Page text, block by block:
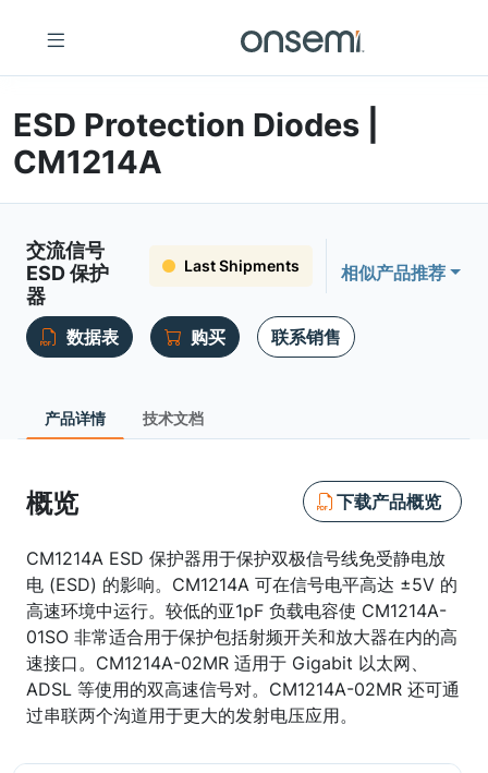
ESD Protection Diodes |
CM1214A
交流信号
ESD 保护
器
Last Shipments 相似产品推荐
数据表 购买 联系销售
产品详情 技术文档
概览 下载产品概览
CM1214A ESD 保护器用于保护双极信号线免受静电放
电 (ESD) 的影响。CM1214A 可在信号电平高达 ±5V 的
高速环境中运行。较低的亚1pF 负载电容使 CM1214A-
01SO 非常适合用于保护包括射频开关和放大器在内的高
速接口。CM1214A-02MR 适用于 Gigabit 以太网、
ADSL 等使用的双高速信号对。CM1214A-02MR 还可通
过串联两个沟道用于更大的发射电压应用。